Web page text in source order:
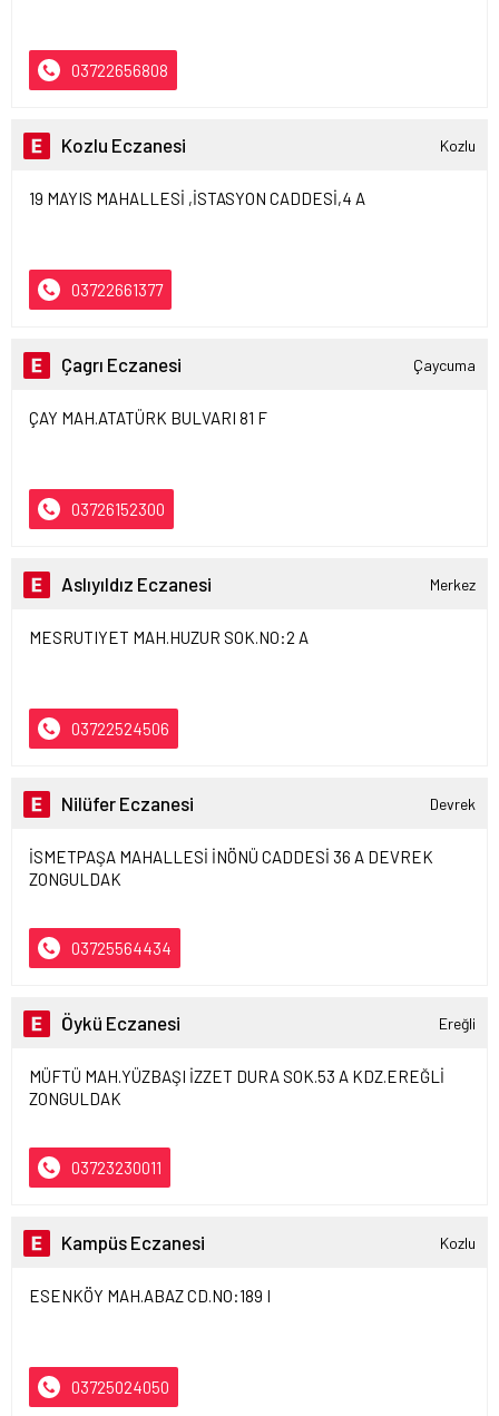
03722656808
Kozlu Eczanesi Kozlu
19 MAYIS MAHALLESİ ,İSTASYON CADDESİ,4 A
03722661377
Çagrı Eczanesi Çaycuma
ÇAY MAH.ATATÜRK BULVARI 81 F
03726152300
Aslıyıldız Eczanesi Merkez
MESRUTIYET MAH.HUZUR SOK.NO:2 A
03722524506
Nilüfer Eczanesi Devrek
İSMETPAŞA MAHALLESİ İNÖNÜ CADDESİ 36 A DEVREK
ZONGULDAK
03725564434
Öykü Eczanesi Ereğli
MÜFTÜ MAH.YÜZBAŞI İZZET DURA SOK.53 A KDZ.EREĞLİ
ZONGULDAK
03723230011
Kampüs Eczanesi Kozlu
ESENKÖY MAH.ABAZ CD.NO:189 I
03725024050